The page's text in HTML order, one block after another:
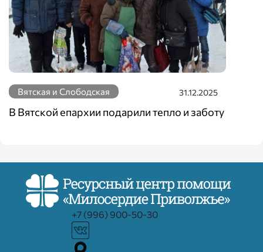
Вятская и Слободская 31.12.2025
В Вятской епархии подарили тепло и заботу
+7 (996) 900-50-30